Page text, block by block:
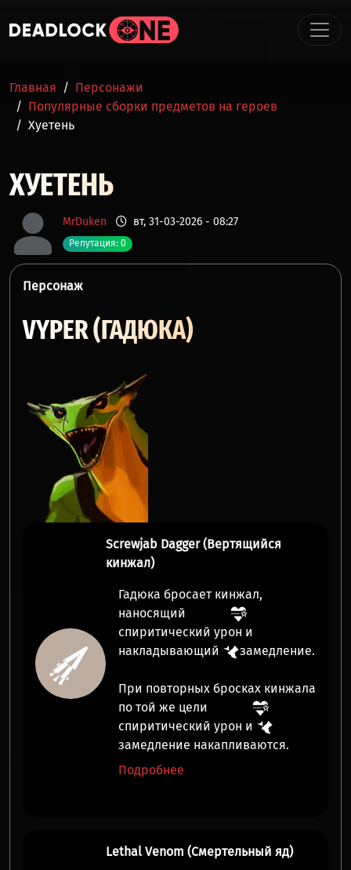
СТРОКА НАВИГАЦИИ
Главная
Персонажи
Популярные сборки предметов на героев
Хуетень
ХУЕТЕНЬ
MrDuken вт, 31-03-2026 - 08:27
Репутация: 0
Персонаж
VYPER (ГАДЮКА)
Screwjab Dagger (Вертящийся
кинжал)
Гадюка бросает кинжал,
наносящий
спиритический урон и
накладывающий
замедление.
При повторных бросках кинжала
по той же цели
спиритический урон и
замедление накапливаются.
Подробнее
Lethal Venom (Смертельный яд)